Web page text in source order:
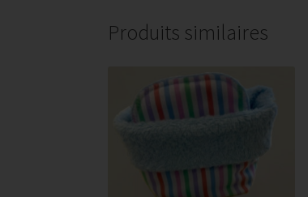
Produits similaires